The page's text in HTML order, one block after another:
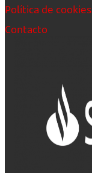
Política de cookies
Contacto